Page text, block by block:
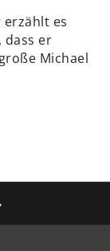
erzählt es
dass er
Michael